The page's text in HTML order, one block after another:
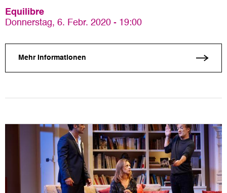
Equilibre
Donnerstag, 6. Febr. 2020 - 19:00
Mehr Informationen